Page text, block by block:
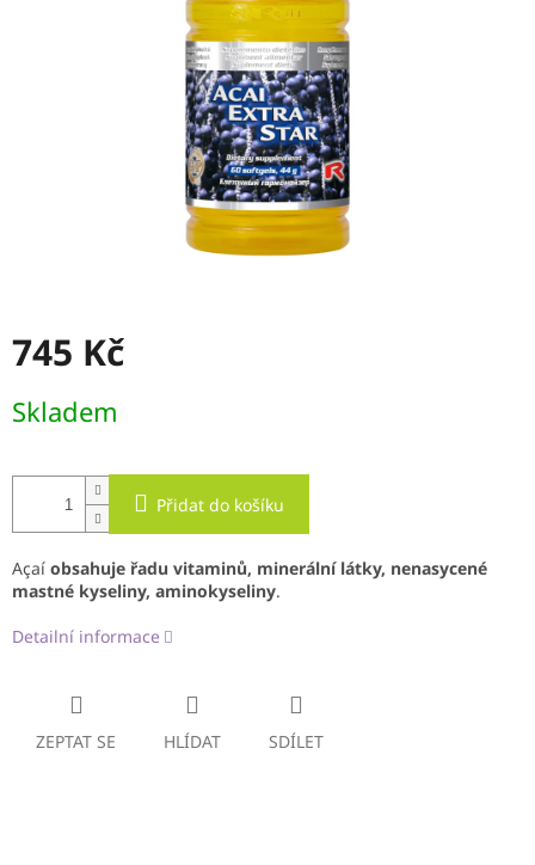
745 Kč
cena:
Skladem
Přidat do košíku
Açaí obsahuje řadu vitaminů, minerální látky, nenasycené
mastné kyseliny, aminokyseliny.
Detailní informace
ZEPTAT SE HLÍDAT SDÍLET